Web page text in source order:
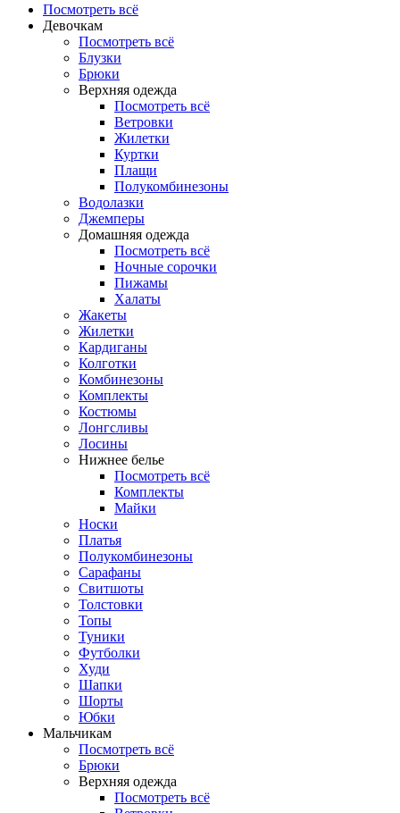
Посмотреть всё
Девочкам
Посмотреть всё
Блузки
Брюки
Верхняя одежда
Посмотреть всё
Ветровки
Жилетки
Куртки
Плащи
Полукомбинезоны
Водолазки
Джемперы
Домашняя одежда
Посмотреть всё
Ночные сорочки
Пижамы
Халаты
Жакеты
Жилетки
Кардиганы
Колготки
Комбинезоны
Комплекты
Костюмы
Лонгсливы
Лосины
Нижнее белье
Посмотреть всё
Комплекты
Майки
Носки
Платья
Полукомбинезоны
Сарафаны
Свитшоты
Толстовки
Топы
Туники
Футболки
Худи
Шапки
Шорты
Юбки
Мальчикам
Посмотреть всё
Брюки
Верхняя одежда
Посмотреть всё